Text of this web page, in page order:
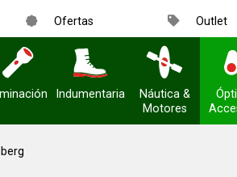
Ofertas Outlet
Indumentaria
Náutica &
Motores